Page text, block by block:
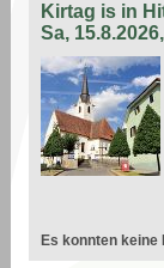
Kirtag is in
Sa,
Es konnten keine